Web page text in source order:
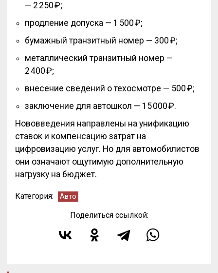
— 2 250 ₽;
продление допуска — 1 500 ₽;
бумажный транзитный номер — 300 ₽;
металлический транзитный номер —
2 400 ₽;
внесение сведений о техосмотре — 500 ₽;
заключение для автошкол — 15 000 ₽.
Нововведения направлены на унификацию
ставок и компенсацию затрат на
цифровизацию услуг. Но для автомобилистов
они означают ощутимую дополнительную
нагрузку на бюджет.
Категория: Авто
Поделиться ссылкой: